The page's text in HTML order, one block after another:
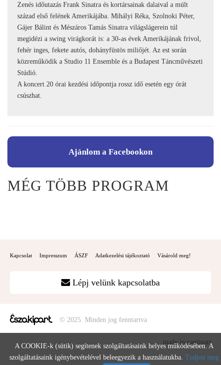
Zenés időutazás Frank Sinatra és kortársainak dalaival a múlt
század első felének Amerikájába. Mihályi Réka, Szolnoki Péter,
Gájer Bálint és Mészáros Tamás Sinatra világslágerein túl
megidézi a swing virágkorát is: a 30-as évek Amerikájának frivol,
fehér inges, fekete autós, dohányfüstös miliőjét. Az est során
közreműködik a Studio 11 Ensemble és a Budapest Táncművészeti
Stúdió.
A koncert 20 órai kezdési időpontja rossz idő esetén egy órát
csúszhat.
Ajánlom a Facebookon
MÉG TÖBB PROGRAM
Kapcsolat Impresszum ÁSZF Adatkezelési tájékoztató Vásárold meg!
Lépj velünk kapcsolatba
© 2025. Minden jog fenntartva
made in cantinart
A COOKIE-k (sütik) segítenek szolgáltatásaink helyes működésében. A
szolgáltatásaink igénybevételével beleegyezik a használatukba. Tudjon meg